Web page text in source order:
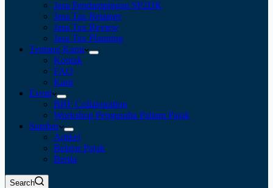
Jasa Pendampingan SP2DK
Jasa Tax Retainer
Jasa Tax Review
Jasa Tax Planning
Tentang Kami
Kontak
FAQ
Karir
Event
BBF Collaboration
Workshop Pengusaha Paham Pajak
Sumber
Artikel
Belajar Pajak
Berita
Search